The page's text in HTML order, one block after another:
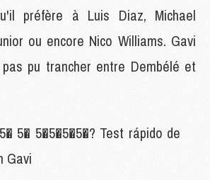
préfère à Luis Diaz, Michael
ou encore Nico Williams. Gavi
pu trancher entre Dembélé et
5� 5�5�5�5�? Test rápido de
Gavi